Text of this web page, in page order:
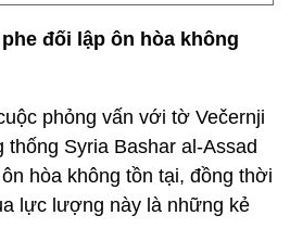
phe đối lập ôn hòa không
phỏng vấn với tờ Večernji
thống Syria Bashar al-Assad
hòa không tồn tại, đồng thời
lực lượng này là những kẻ